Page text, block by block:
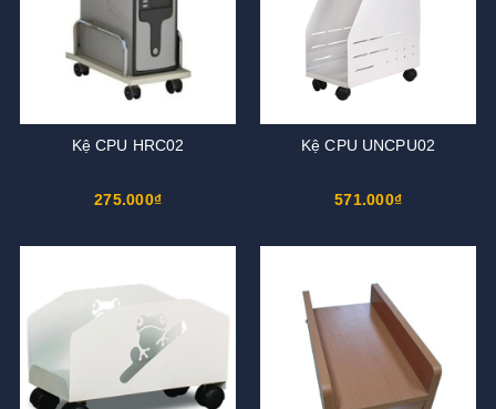
Kệ CPU HRC02
275.000₫
Kệ CPU UNCPU02
571.000₫